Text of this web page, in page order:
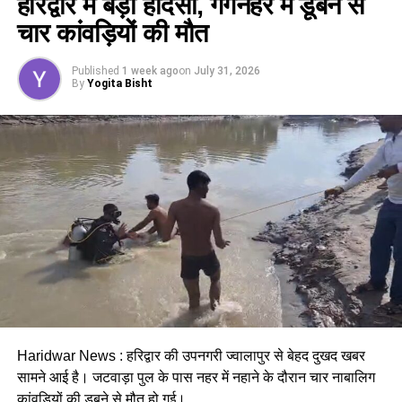
कैबिनेट नेउत्तराखंड मजदूरी संहिता नियमावली को मंजूरी दी।
इसके तहत श्रमिकों को हर महीने की 7 तारीख तक वेतन देना
मजदूरी का प्रावधान भी किया गया है।
पढ़े धामी कैबिनेट के प्रमुख फैसले
GST संशोधित अध्यादेश को मंजूरी।
चार कांवड़ियों की मौत
Published 1 week agoon July 31, 2026
By Yogita Bisht
Haridwar News : हरिद्वार की उपनगरी ज्वालापुर से बेहद दुखद खबर
सामने आई है। जटवाड़ा पुल के पास नहर में नहाने के दौरान चार नाबालिग
कांवड़ियों की डूबने से मौतहो गई।